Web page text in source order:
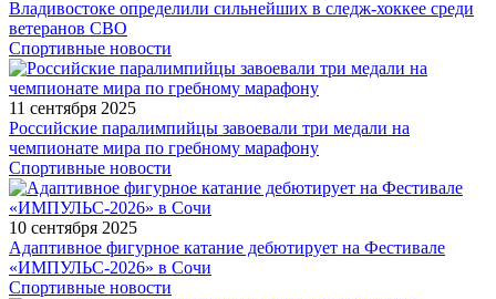
Владивостоке определили сильнейших в следж-хоккее среди
ветеранов СВО
Спортивные новости
11 сентября 2025
Российские паралимпийцы завоевали три медали на
чемпионате мира по гребному марафону
Спортивные новости
10 сентября 2025
Адаптивное фигурное катание дебютирует на Фестивале
«ИМПУЛЬС-2026» в Сочи
Спортивные новости